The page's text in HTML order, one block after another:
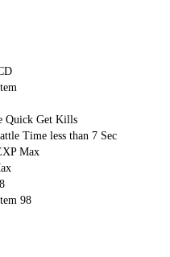
Quick Get Kills
Time less than 7 Sec
Max
98